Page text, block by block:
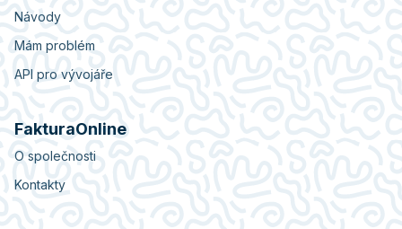
Návody
Mám problém
API pro vývojáře
FakturaOnline
O společnosti
Kontakty